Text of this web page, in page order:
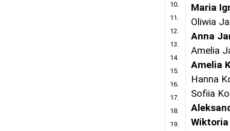
10.
11.
12.
13.
14.
15.
16.
17.
18.
19.
Maria
Oliwia
Anna
Amelia
Amelia
Hanna
Sofiia